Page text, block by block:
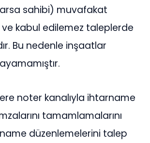
sahibi) muvafakat
kabul edilemez taleplerde
Bu nedenle inşaatlar
noter kanalıyla ihtarname
tamamlamalarını
düzenlemelerini talep